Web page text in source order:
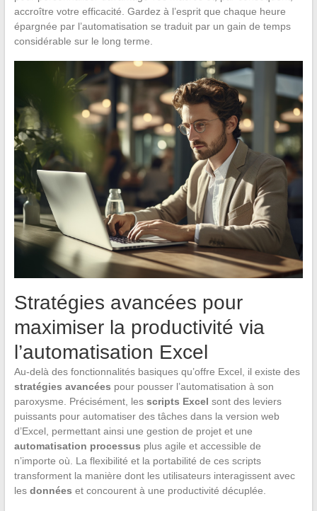
accroître votre efficacité. Gardez à l’esprit que chaque heure
épargnée par l’automatisation se traduit par un gain de temps
considérable sur le long terme.
Stratégies avancées pour
maximiser la productivité via
l’automatisation Excel
Au-delà des fonctionnalités basiques qu’offre Excel, il existe des
stratégies avancées pour pousser l’automatisation à son
paroxysme. Précisément, les scripts Excel sont des leviers
puissants pour automatiser des tâches dans la version web
d’Excel, permettant ainsi une gestion de projet et une
automatisation processus plus agile et accessible de
n’importe où. La flexibilité et la portabilité de ces scripts
transforment la manière dont les utilisateurs interagissent avec
les données et concourent à une productivité décuplée.